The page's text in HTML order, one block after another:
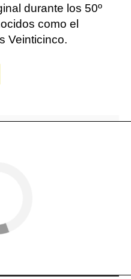
durante los 50º
como el
Veinticinco.